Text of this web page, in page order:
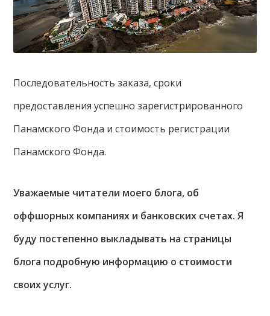
Последовательность заказа, сроки
предоставления успешно зарегистрированного
Панамского Фонда и стоимость регистрации
Панамского Фонда.
Уважаемые читатели моего блога, об
оффшорных компаниях и банковских счетах. Я
буду постепенно выкладывать на страницы
блога подробную информацию о стоимости
своих услуг.